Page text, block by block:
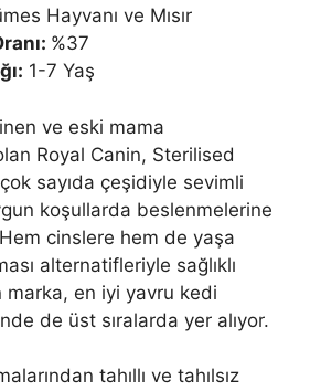
Hayvanı ve Mısır
%37
1-7 Yaş
ve eski mama
Royal Canin, Sterilised
sayıda çeşidiyle sevimli
koşullarda beslenmelerine
cinslere hem de yaşa
alternatifleriyle sağlıklı
marka, en iyi yavru kedi
de üst sıralarda yer alıyor.
tahıllı ve tahılsız